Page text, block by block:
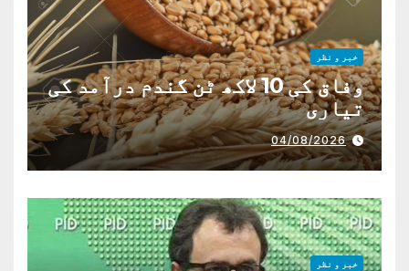
خبر و نظر
وفاق کی 10 لاکھ ٹن گندم درآمد کی
تیاری
04/08/2026
خبر و نظر